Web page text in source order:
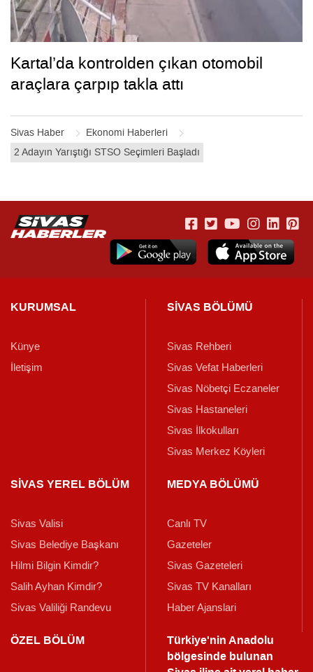
Sivas Haber
Ekonomi Haberleri
2 Adayın Yarıştığı STSO Seçimleri Başladı
Kartal’da kontrolden çıkan otomobil
araçlara çarpıp takla attı
KURUMSAL
Künye
İletişim
SİVAS BÖLÜMÜ
Sivas Rehberi
Sivas Vefat Haberleri
Sivas Nöbetçi Eczaneler
Sivas Hastaneleri
Sivas İlkokulları
Sivas Merkez Köyleri
SİVAS YEREL BÖLÜM
Sivas Valisi
Sivas Belediye Başkanı
Hilmi Bilgin Kimdir?
Salih Ayhan Kimdir?
Sivas Valiliği Randevu
MEDYA BÖLÜMÜ
Canlı TV
Gazeteler
Sivas Gazeteleri
Sivas TV Kanalları
Haber Ajanslari
ÖZEL BÖLÜM
Türkiye'nin Anadolu
bölgesinde bulunan